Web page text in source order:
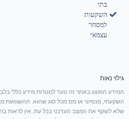
בתי
השקעות
למסחר
עצמאי
גילוי נאות
המידע המוצג באתר זה נועד למטרות מידע כללי בלבד
השקעתי, פנסיוני או מס מכל סוג שהוא. ההשוואות
שלא לשקף את המצב העדכני בכל עת. אין לראות